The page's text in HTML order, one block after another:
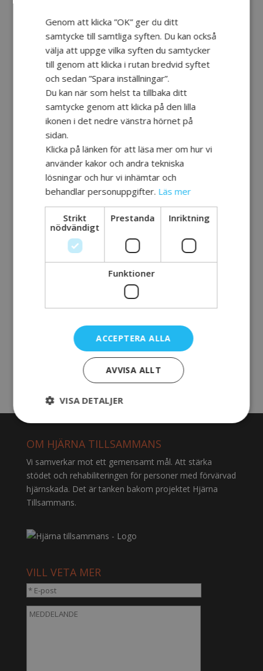
hjärnan, förvärvade hjärnskador,
bemötande, rehabilitering och andra
aktuella ämnen som riktar sig till
omvårdnadspersonal.
Föreningens aktiviteter är öppna för alla
inom målgruppen. Medlemmar deltar helt
gratis eller till kraftigt reducerade priser. Har
du aldrig besökt Hjärnkraft tidigare, titta
gärna förbi på öppet hus (onsdagar kl 12-15
i Liljeholmen). Där kan du träffa andra
medlemmar, personal och ledamöter från
styrelsen och få mer information om
verksamheten. Vid fortsatt deltagande på
aktiviteterna krävs medlemskap genom årlig
avgift.
Besöksadress
Nybohovsgränd 16 117 63 Stockholm
Kontakt och mer
information
stockholm@hjarnkraft.se
Hemsida
OM HJÄRNA TILLSAMMANS
Vi samverkar mot ett gemensamt mål. Att stärka
stödet och rehabiliteringen för personer med förvärvad
hjärnskada. Det är tanken bakom projektet Hjärna
Tillsammans.
VILL VETA MER
Genom att klicka ”OK” ger du ditt
samtycke till samtliga syften. Du kan också
välja att uppge vilka syften du samtycker
till genom att klicka i rutan bredvid syftet
och sedan ”Spara inställningar”.
Du kan när som helst ta tillbaka ditt
samtycke genom att klicka på den lilla
ikonen i det nedre vänstra hörnet på
sidan.
Klicka på länken för att läsa mer om hur vi
använder kakor och andra tekniska
lösningar och hur vi inhämtar och
behandlar personuppgifter. Läs mer
Strikt
nödvändigt
Prestanda Inriktning
Funktioner
ACCEPTERA ALLA
AVVISA ALLT
VISA DETALJER